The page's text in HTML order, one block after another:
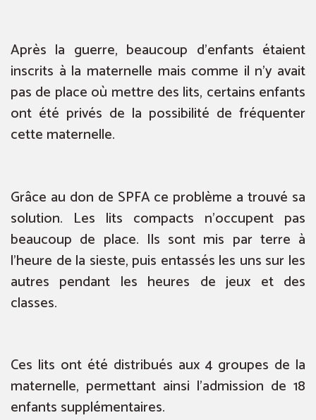
Après la guerre, beaucoup d’enfants étaient
inscrits à la maternelle mais comme il n’y avait
pas de place où mettre des lits, certains enfants
ont été privés de la possibilité de fréquenter
cette maternelle.
Grâce au don de SPFA ce problème a trouvé sa
solution. Les lits compacts n’occupent pas
beaucoup de place. Ils sont mis par terre à
l’heure de la sieste, puis entassés les uns sur les
autres pendant les heures de jeux et des
classes.
Ces lits ont été distribués aux 4 groupes de la
maternelle, permettant ainsi l’admission de 18
enfants supplémentaires.